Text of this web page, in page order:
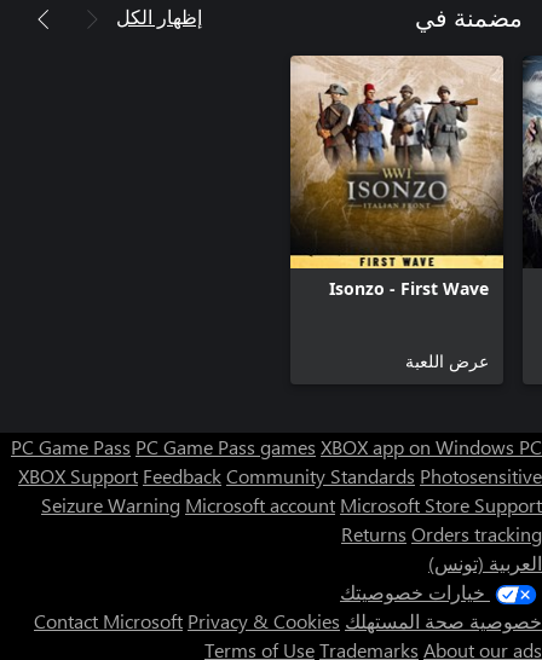
مضمنة في إظهار الكل
Isonzo - First Wave
عرض اللعبة
PC Game Pass PC Game Pass games XBOX app on Windows PC
XBOX Support FeedbackCommunity Standards Photosensitive
Seizure Warning Microsoft account Microsoft Store Support
Returns Orders tracking
العربية (تونس)
خيارات خصوصيتك
خصوصية صحة المستهلك
Contact Microsoft Privacy & Cookies
Terms of UseTrademarks About our ads